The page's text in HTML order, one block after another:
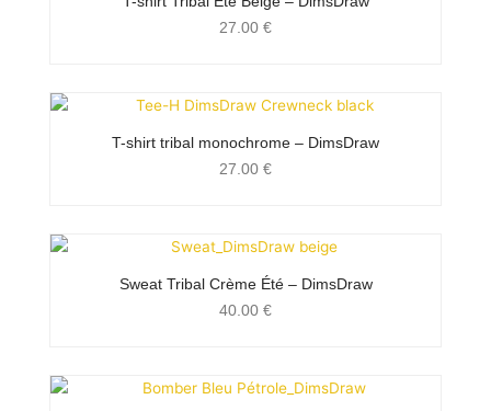
27.00 €
T-shirt tribal monochrome – DimsDraw
27.00 €
Sweat Tribal Crème Été – DimsDraw
40.00 €